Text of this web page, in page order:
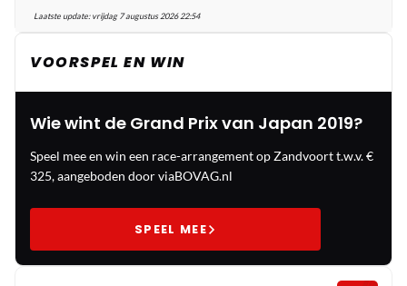
Laatste update: vrijdag 7 augustus 2026 22:54
VOORSPEL EN WIN
Wie wint de Grand Prix van Japan 2019?
Speel mee en win een race-arrangement op Zandvoort t.w.v. €
325, aangeboden door viaBOVAG.nl
SPEEL MEE